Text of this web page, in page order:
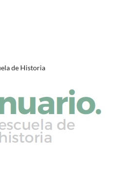
de Historia